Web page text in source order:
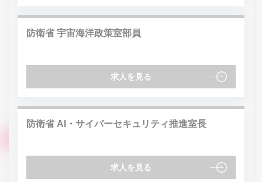
防衛省 宇宙海洋政策室部員
求人を見る
防衛省 AI・サイバーセキュリティ推進室長
求人を見る